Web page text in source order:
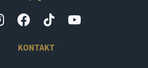
KONTAKT